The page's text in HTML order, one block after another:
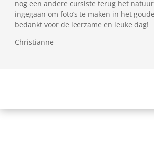
nog een andere cursiste terug het
ingegaan om foto’s te maken in het
bedankt voor de leerzame en leuke dag!
Christianne